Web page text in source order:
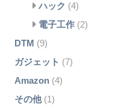
ハック (4)
電子工作(2)
DTM (9)
ガジェット (7)
Amazon(4)
その他(1)